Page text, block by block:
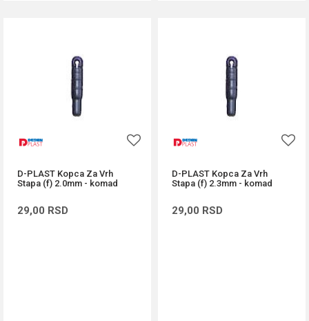
D-PLAST Kopca Za Vrh
Stapa (f) 2.0mm - komad
29,00 RSD
D-PLAST Kopca Za Vrh
Stapa (f) 2.3mm - komad
29,00 RSD